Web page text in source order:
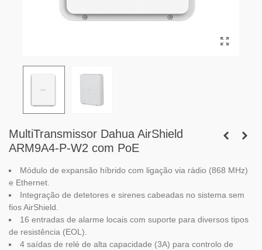
MultiTransmissor Dahua AirShield
ARM9A4-P-W2 com PoE
Módulo de expansão híbrido com ligação via rádio (868 MHz)
e Ethernet.
Integração de detetores e sirenes cabeadas no sistema sem
fios AirShield.
16 entradas de alarme locais com suporte para diversos tipos
de resistência (EOL).
4 saídas de relé de alta capacidade (3A) para controlo de